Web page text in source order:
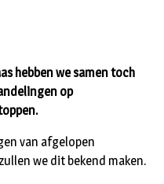
hebben we samen toch
op
van afgelopen
we dit bekend maken.